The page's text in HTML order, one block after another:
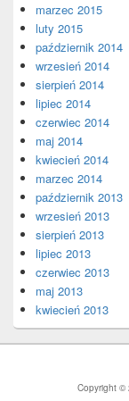
marzec 2015
luty 2015
październik 2014
wrzesień 2014
sierpień 2014
lipiec 2014
czerwiec 2014
maj 2014
kwiecień 2014
marzec 2014
październik 2013
wrzesień 2013
sierpień 2013
lipiec 2013
czerwiec 2013
maj 2013
kwiecień 2013
Copyright ©